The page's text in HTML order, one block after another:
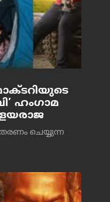
ഹംഗാമ
ചെയ്യുന്ന